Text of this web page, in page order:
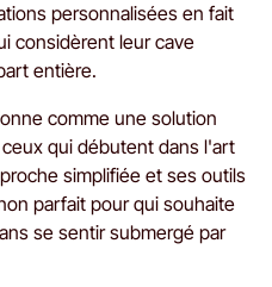
personnalisées en fait
considèrent leur cave
entière.
comme une solution
qui débutent dans l'art
simplifiée et ses outils
parfait pour qui souhaite
se sentir submergé par